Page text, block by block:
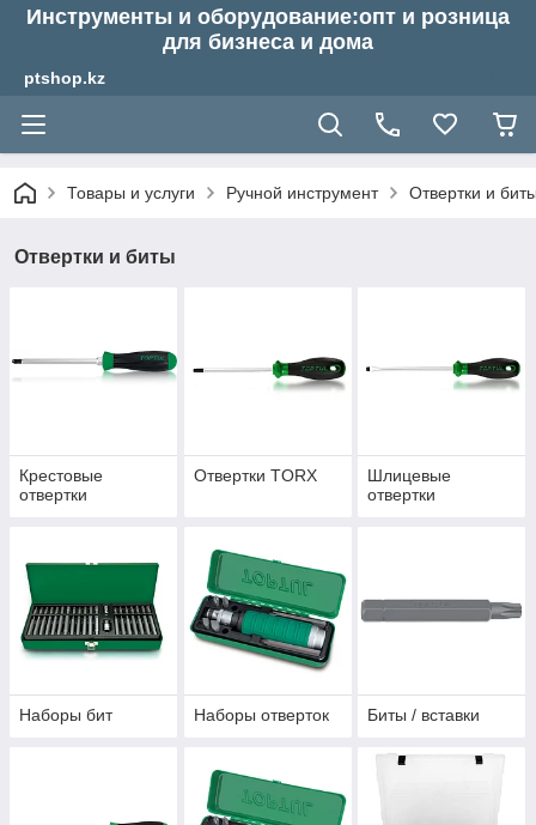
Инструменты и оборудование:опт и розница
для бизнеса и дома
ptshop.kz
Товары и услуги Ручной инструмент Отвертки и
Отвертки и биты
Крестовые
отвертки
Отвертки TORX
Шлицевые
отвертки
Наборы бит Наборы отверток Биты / вставки